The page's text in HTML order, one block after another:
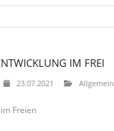
IM FREI
23.07.2021 Allgemein
Freien